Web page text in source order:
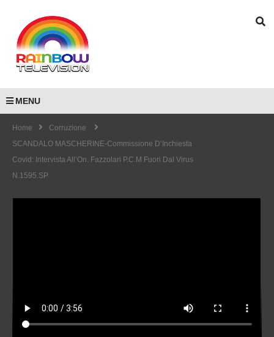
MENU
Home
Corruzione
SCANDALO MASCHERINE-Commissione D’Inchiesta
Covid: Intervista All’On. Fazzolari P.C.M Fuori Dal Virus
N.1595.SP